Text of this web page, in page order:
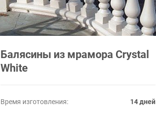
Балясины из мрамора Crystal
White
Время изготовления: 14 дней